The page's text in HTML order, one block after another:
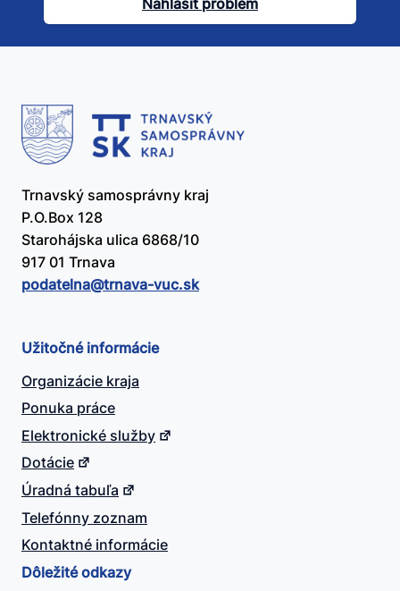
užitočný?
Nahlásiť problém
Trnavský samosprávny kraj
P.O.Box 128
Starohájska ulica 6868/10
917 01 Trnava
podatelna@​trnava-vuc.sk
Užitočné informácie
Organizácie kraja
Ponuka práce
Elektronické služby
Dotácie
Úradná tabuľa
Telefónny zoznam
Kontaktné informácie
Dôležité odkazy